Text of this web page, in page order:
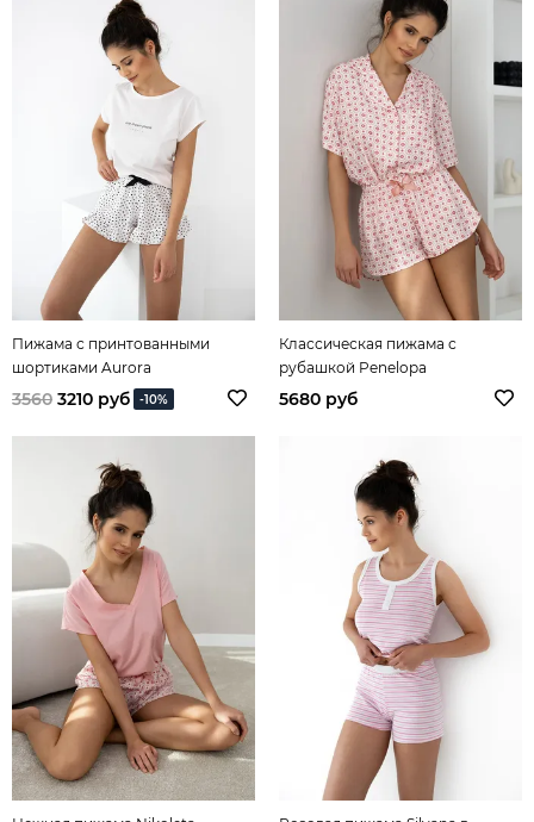
Пижама с принтованными
шортиками Aurora
3560 3210 руб -10%
Классическая пижама с
рубашкой Penelopa
5680 руб